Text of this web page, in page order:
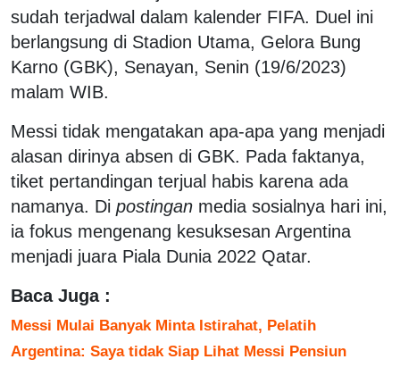
sudah terjadwal dalam kalender FIFA. Duel ini
berlangsung di Stadion Utama, Gelora Bung
Karno (GBK), Senayan, Senin (19/6/2023)
malam WIB.
Messi tidak mengatakan apa-apa yang menjadi
alasan dirinya absen di GBK. Pada faktanya,
tiket pertandingan terjual habis karena ada
namanya. Di postingan media sosialnya hari ini,
ia fokus mengenang kesuksesan Argentina
menjadi juara Piala Dunia 2022 Qatar.
Baca Juga :
Messi Mulai Banyak Minta Istirahat, Pelatih
Argentina: Saya tidak Siap Lihat Messi Pensiun